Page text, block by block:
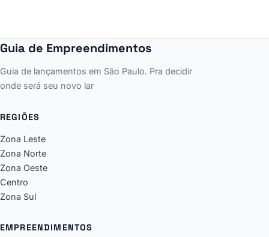
Guia de Empreendimentos
Guia de lançamentos em São Paulo. Pra decidir
onde será seu novo lar
REGIÕES
Zona Leste
Zona Norte
Zona Oeste
Centro
Zona Sul
EMPREENDIMENTOS